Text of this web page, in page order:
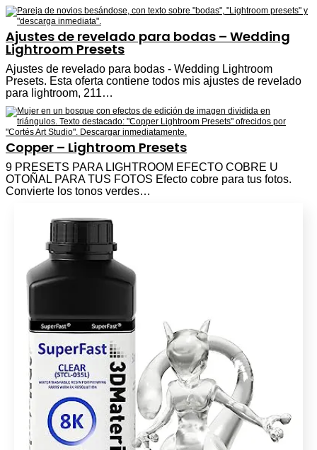
Ajustes de revelado para bodas – Wedding
Lightroom Presets
Ajustes de revelado para bodas - Wedding Lightroom
Presets. Esta oferta contiene todos mis ajustes de revelado
para lightroom, 211…
Copper – Lightroom Presets
9 PRESETS PARA LIGHTROOM EFECTO COBRE U
OTOÑAL PARA TUS FOTOS Efecto cobre para tus fotos.
Convierte los tonos verdes…